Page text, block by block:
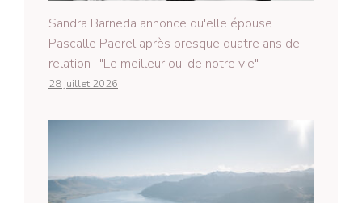
Sandra Barneda annonce qu'elle épouse
Pascalle Paerel après presque quatre ans de
relation : "Le meilleur oui de notre vie"
28 juillet 2026